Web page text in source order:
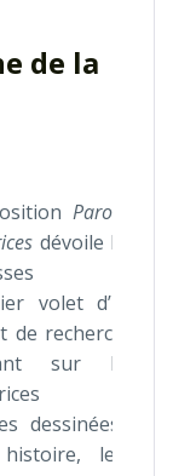
de la
Paroles
dévoile les
du
volet d’un
de recherche
sur les
de
dessinées :
leur